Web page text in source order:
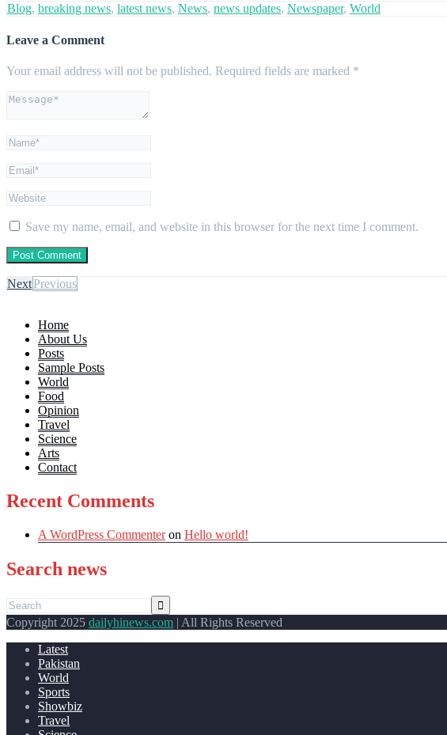
Blog, breaking news, latest news, News, news updates, Newspaper, World
Leave a Comment
Your email address will not be published. Required fields are marked *
Save my name, email, and website in this browser for the next time I comment.
NextPrevious
Home
About Us
Posts
Sample Posts
World
Food
Opinion
Travel
Science
Arts
Contact
Recent Comments
A WordPress Commenteron Hello world!
Search news
Copyright 2025 dailyhinews.com | All Rights Reserved
Latest
Pakistan
World
Sports
Showbiz
Travel